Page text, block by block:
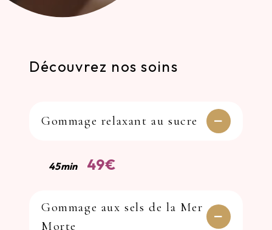
Découvrez nos soins
Gommage relaxant au sucre
45min 49€
Gommage aux sels de la Mer
Morte